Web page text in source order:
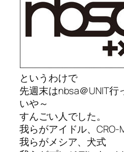
というわけで
先週末はnbsa＠UNIT行
いや～
すんごい人でした。
我らがアイドル、CRO-
我らがメシア、犬式